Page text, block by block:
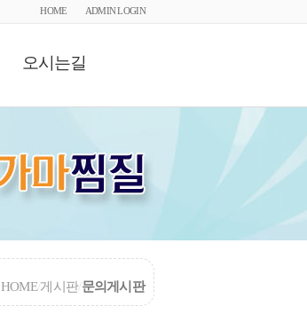
HOME ADMIN LOGIN
오시는길
HOME/게시판/문의게시판